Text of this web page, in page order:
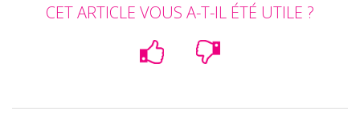
CET ARTICLE VOUS A-T-IL ÉTÉ UTILE ?